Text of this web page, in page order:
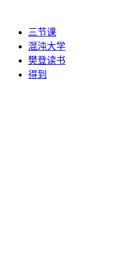
三节课
混沌大学
樊登读书
得到